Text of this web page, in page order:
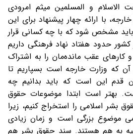
و المسلمین میثم امرودی
با ارائه چهار پیشنهاد برای این
باید مشخص شود که با چه کسانی قرار
حدود هفتاد نهاد فرهنگی داریم
کارهای عقب مانده‌مان را به اشتراک
که وزارت خارجه است بسپاریم تا
قدم این است که باید بدانیم چه
بهتر است ابتدا موضوعات حقوق
اسلامی را استخراج کنیم، زیرا
موضوع بزرگی است و زمان زیادی
به هم هستند. سند حقوق بشر هم